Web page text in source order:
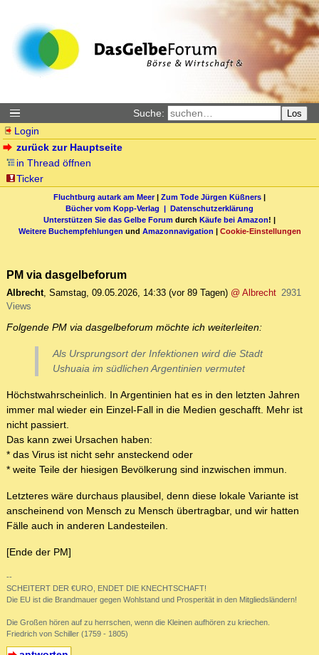
Suche: Los
Login
zurück zur Hauptseite
in Thread öffnen
Ticker
Fluchtburg autark am Meer| Zum Tode Jürgen Küßners |
Bücher vom Kopp-Verlag | Datenschutzerklärung
Unterstützen Sie das Gelbe Forum durch Käufe bei Amazon! |
Weitere Buchempfehlungen und Amazonnavigation | Cookie-Einstellungen
PM via dasgelbeforum
Albrecht, Samstag, 09.05.2026, 14:33 (vor 89 Tagen) @ Albrecht 2931
Views
Folgende PM via dasgelbeforum möchte ich weiterleiten:
Als Ursprungsort der Infektionen wird die Stadt
Ushuaia im südlichen Argentinien vermutet
Höchstwahrscheinlich. In Argentinien hat es in den letzten Jahren
immer mal wieder ein Einzel-Fall in die Medien geschafft. Mehr ist
nicht passiert.
Das kann zwei Ursachen haben:
* das Virus ist nicht sehr ansteckend oder
* weite Teile der hiesigen Bevölkerung sind inzwischen immun.
Letzteres wäre durchaus plausibel, denn diese lokale Variante ist
anscheinend von Mensch zu Mensch übertragbar, und wir hatten
Fälle auch in anderen Landesteilen.
[Ende der PM]
--
SCHEITERT DER €URO, ENDET DIE KNECHTSCHAFT!
Die EU ist die Brandmauer gegen Wohlstand und Prosperität in den Mitgliedsländern!
Die Großen hören auf zu herrschen, wenn die Kleinen aufhören zu kriechen.
Friedrich von Schiller (1759 - 1805)